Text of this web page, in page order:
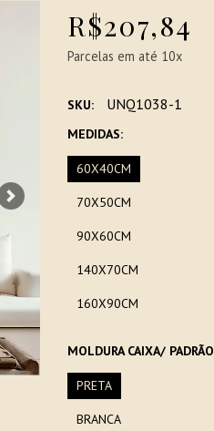
Next
R$207,84
Parcelas em até 10x
SKU: UNQ1038-1
MEDIDAS:
60X40CM
70X50CM
90X60CM
140X70CM
160X90CM
MOLDURA CAIXA/ PADRÃO
PRETA
BRANCA